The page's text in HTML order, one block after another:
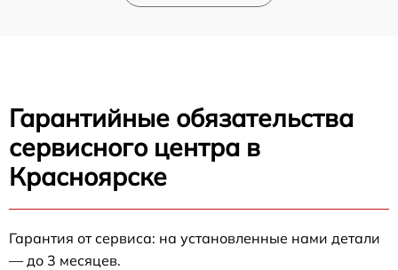
Гарантийные обязательства
сервисного центра в
Красноярске
Гарантия от сервиса: на установленные нами детали
— до 3 месяцев.